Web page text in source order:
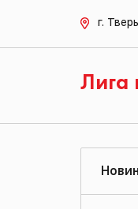
г. Тверь,
Лига